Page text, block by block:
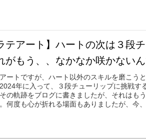
テアート】ハートの次は３段チ
がもう、、なかなか咲かない
ートですが、ハート以外のスキルを磨こう
年に入って、３段チューリップに挑戦す
の軌跡をブログに書きましたが、それはも
何度も心が折れる場面もありましたが、今